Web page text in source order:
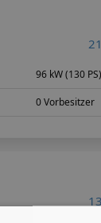
96 kW (130 PS)
0 Vorbesitzer